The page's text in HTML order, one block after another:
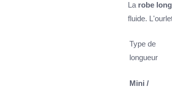
La robe
fluide.
Type de
longueur
Mini /